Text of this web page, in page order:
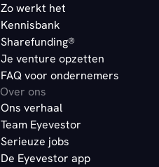
Zo werkt het
Kennisbank
Sharefunding®
Je venture opzetten
FAQ voor ondernemers
Over ons
Ons verhaal
Team Eyevestor
Serieuze jobs
De Eyevestor app